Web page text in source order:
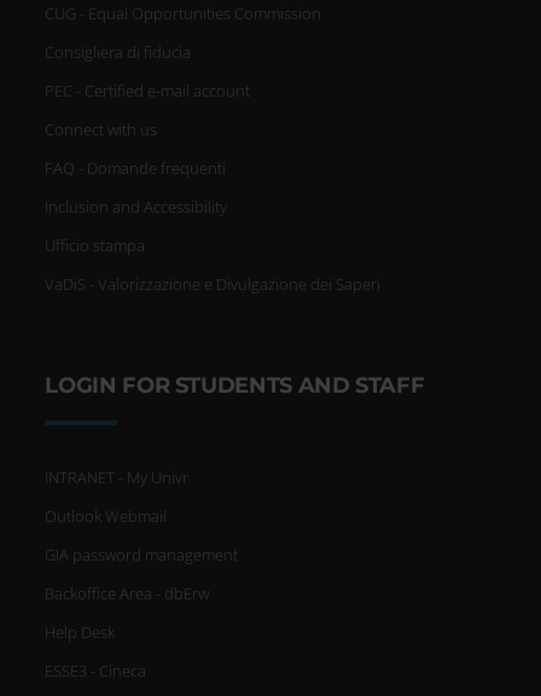
CUG - Equal Opportunities Commission
Consigliera di fiducia
PEC - Certified e-mail account
Connect with us
FAQ - Domande frequenti
Inclusion and Accessibility
Ufficio stampa
VaDiS - Valorizzazione e Divulgazione dei Saperi
LOGIN FOR STUDENTS AND STAFF
INTRANET - My Univr
Outlook Webmail
GIA password management
Backoffice Area - dbErw
Help Desk
ESSE3 - Cineca